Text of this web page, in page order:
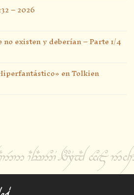
– 2026
existen y deberían – Parte 1/4
en Tolkien